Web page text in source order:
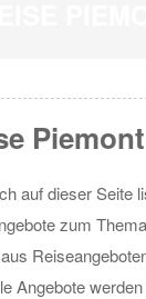
Piemont
auf dieser Seite
zum Thema
Angebote